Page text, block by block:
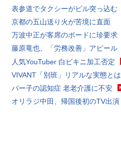
表参道でタクシーがビル突っ込む
京都の五山送り火が苦境に直面
万波中正が客席のボードに珍要求
藤原竜也、「労務改善」アピール
人気YouTuber 白ビキニ加工否定
VIVANT「別班」リアルな実態とは
パー子の認知症 老老介護に不安
オリラジ中田、帰国後初のTV出演